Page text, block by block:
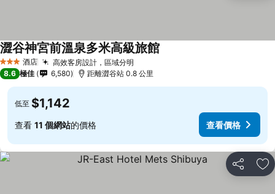
3 星級 酒店 高效客房設計，區域分明
澀谷神宮前溫泉多米高級旅館
8.6 極佳 6,580 距離澀谷站 0.8 公里
低至 $1,142
查看 11 個網站的價格 查看價格
分享 放